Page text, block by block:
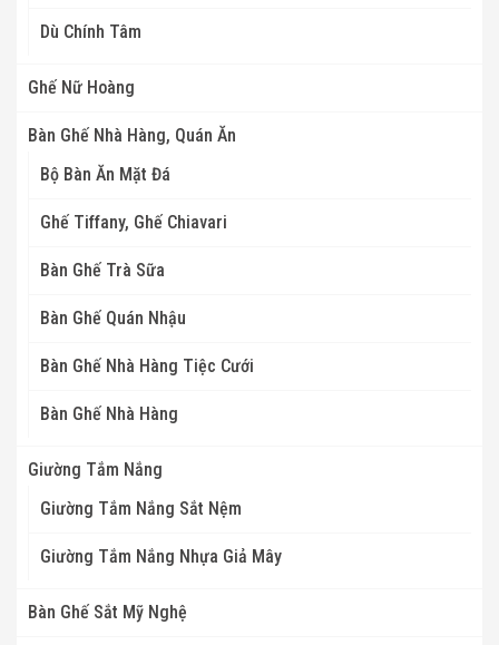
Dù Chính Tâm
Ghế Nữ Hoàng
Bàn Ghế Nhà Hàng, Quán Ăn
Bộ Bàn Ăn Mặt Đá
Ghế Tiffany, Ghế Chiavari
Bàn Ghế Trà Sữa
Bàn Ghế Quán Nhậu
Bàn Ghế Nhà Hàng Tiệc Cưới
Bàn Ghế Nhà Hàng
Giường Tắm Nắng
Giường Tắm Nắng Sắt Nệm
Giường Tắm Nắng Nhựa Giả Mây
Bàn Ghế Sắt Mỹ Nghệ